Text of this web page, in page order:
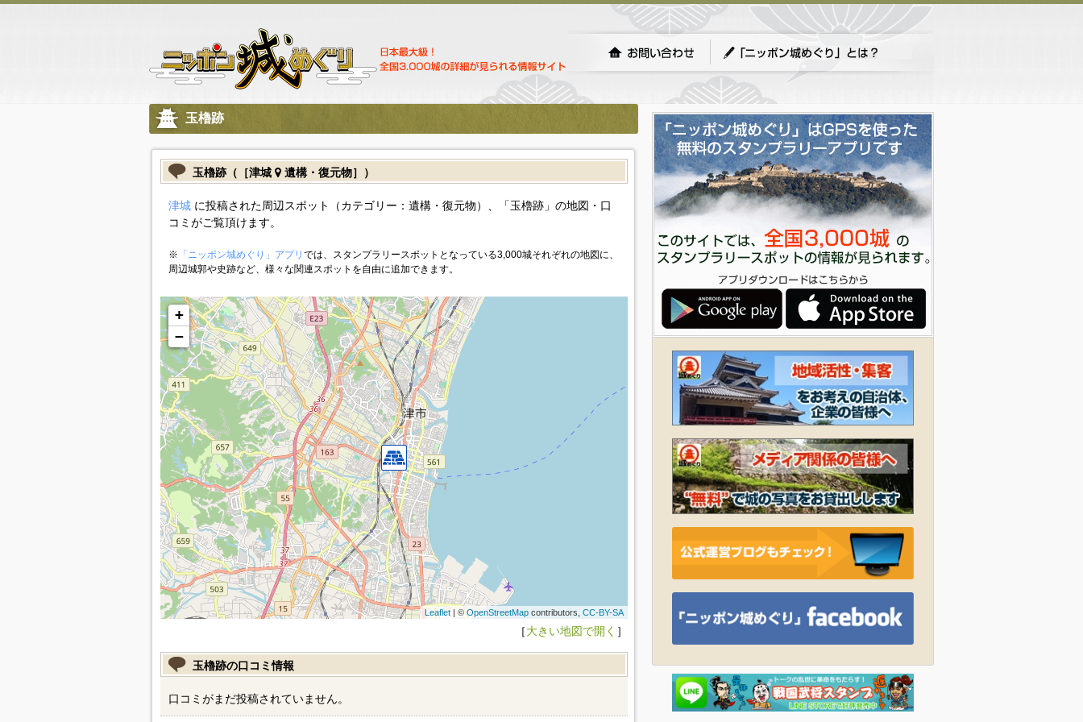
玉櫓跡
玉櫓跡（［津城 遺構・復元物］）
津城に投稿された周辺スポット（カテゴリー：遺構・復元物）、「玉櫓跡」の地図・口
コミがご覧頂けます。
※ 「ニッポン城めぐり」アプリ では、スタンプラリースポットとなっている3,000城それぞれの地図に、
周辺城郭や史跡など、様々な関連スポットを自由に追加できます。
+
−
Leaflet| ©OpenStreetMapcontributors, CC-BY-SA
［大きい地図で開く ］
玉櫓跡の口コミ情報
口コミがまだ投稿されていません。